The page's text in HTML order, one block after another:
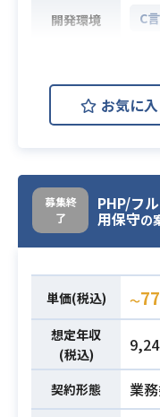
開発環境 C
業務内容
・
件
【作
・C
必須スキル
・C
・
問
お気に入
募集終
了
PHP/フ
用保守の
単価(税込) 〜
想定年収
(税込)
契約形態 業